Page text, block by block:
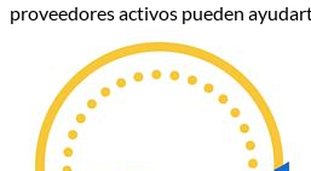
proveedores activos pueden